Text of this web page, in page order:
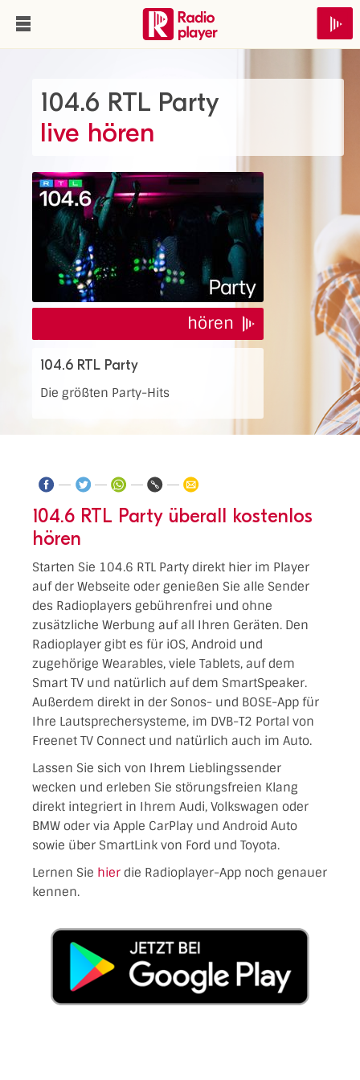
104.6 RTL Party
live hören
hören
104.6 RTL Party
Die größten Party-Hits
104.6 RTL Party überall kostenlos
hören
Starten Sie 104.6 RTL Party direkt hier im Player
auf der Webseite oder genießen Sie alle Sender
des Radioplayers gebührenfrei und ohne
zusätzliche Werbung auf all Ihren Geräten. Den
Radioplayer gibt es für iOS, Android und
zugehörige Wearables, viele Tablets, auf dem
Smart TV und natürlich auf dem SmartSpeaker.
Außerdem direkt in der Sonos- und BOSE-App für
Ihre Lautsprechersysteme, im DVB-T2 Portal von
Freenet TV Connect und natürlich auch im Auto.
Lassen Sie sich von Ihrem Lieblingssender
wecken und erleben Sie störungsfreien Klang
direkt integriert in Ihrem Audi, Volkswagen oder
BMW oder via Apple CarPlay und Android Auto
sowie über SmartLink von Ford und Toyota.
Lernen Sie hier die Radioplayer-App noch genauer
kennen.